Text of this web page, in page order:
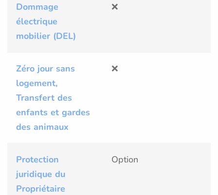
Dommage
électrique
mobilier (DEL)
❌
Zéro jour sans
logement,
Transfert des
enfants et gardes
des animaux
❌
Protection
juridique du
Propriétaire
Option